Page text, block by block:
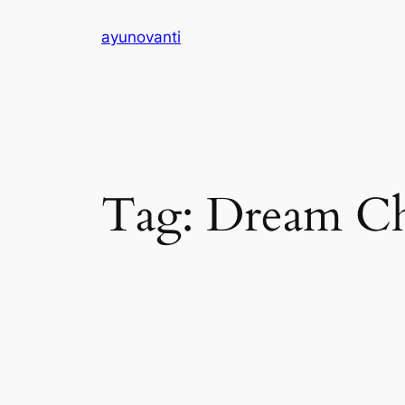
ayunovanti
Tag: Dream